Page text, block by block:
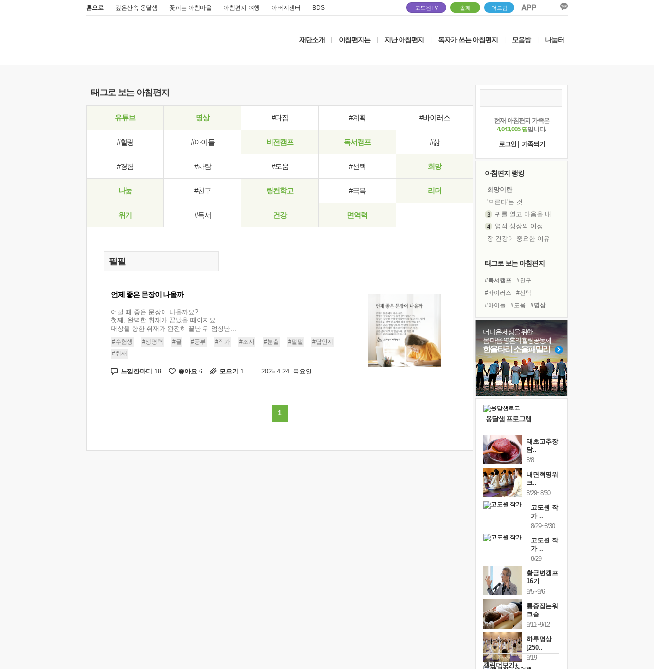
홈으로 깊은산속 옹달샘 꽃피는 아침마을 아침편지 여행 아버지센터 BDS 고도원TV 솔패 더드림
재단소개 아침편지는 지난 아침편지 독자가 쓰는 아침편지 모음방 나눔터
태그로 보는 아침편지
유튜브 명상 #다짐 #계획 #바이러스
#힐링 #아이들 비전캠프 독서캠프 #삶
#경험 #사람 #도움 #선택 희망
나눔 #친구 링컨학교 #극복 리더
위기 #독서 건강 면역력
언제 좋은 문장이 나올까
어떨 때 좋은 문장이 나올까요?
첫째, 완벽한 취재가 끝났을 때이지요.
대상을 향한 취재가 완전히 끝난 뒤 엄청난...
#수험생 #생명력 #글 #공부 #작가 #조사 #분출 #펄펄
#답안지
#취재
느낌한마디 19 좋아요 6 모으기 1 2025.4.24. 목요일
1
현재 아침편지 가족은
4,043,005 명입니다.
로그인
가족되기
아침편지 랭킹
희망이란
'모른다'는 것
귀를 열고 마음을 내어주고
영적 성장의 여정
장 건강이 중요한 이유
흙이 된 몸으로 출근하는 여자
꿈이 실제가 되는 것
'말 타는 법'을 먼저
졸업식 사진을 보며
아픈 아버지를 위한 공간 설계
극심한 변비, 어깨결림, 수면 장애
보고 싶은 어머니
유년 시절의 부산 영도 바다
못된 꼰대들
거울 속의 나
태그로 보는 아침편지
#독서캠프
#친구
#바이러스
#선택
#아이들
#도움
#명상
#링컨학교
#면역력
#극복
#건강
#독서
#다짐
#유튜브
#힐링
#희망
#나눔
#경험
#비전캠프
#계획 #리더
더 나은 세상을 위한
몸·마음·영혼의 힐링공동체
한울타리 소울패밀리
옹달샘 프로그램
태초고추장
담..
8/8
내면혁명워
크..
8/29~8/30
고도원 작
가 ..
8/29~8/30
고도원 작
가 ..
8/29
황금변캠프
16기
9/5~9/6
통증잡는워
크숍
9/11~9/12
하루명상
[250..
9/19
캘린더보기+